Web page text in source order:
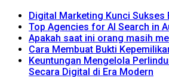
Digital Marketing Kunci Sukses
Top Agencies for AI Search in
Apakah saat ini orang masih
Cara Membuat Bukti
Keuntungan Mengelola
Secara Digital di Era Modern